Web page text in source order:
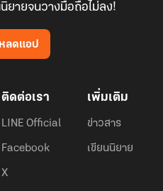
ยายจนวางมือถือไม่ลง!
ลดแอป
ติดต่อเรา
LINE Official
Facebook
X
เพิ่มเติม
ข่าวสาร
เขียนนิยาย